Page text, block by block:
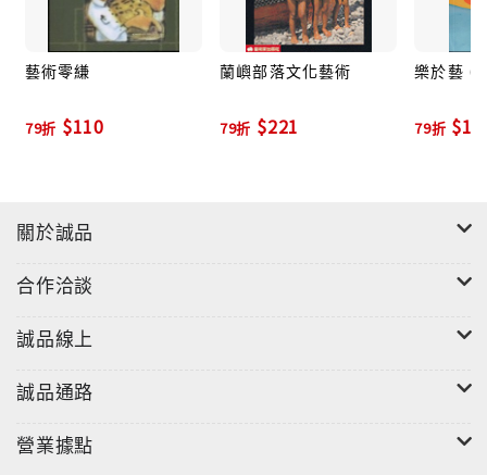
藝術零縑
79折 $110
蘭嶼部落文化藝術
79折 $221
樂於藝 (
79折
關於誠品
合作洽談
誠品線上
誠品通路
營業據點